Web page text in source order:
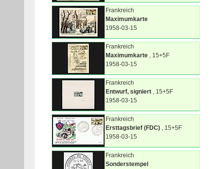
Frankreich
Maximumkarte
1958-03-15
Frankreich
Maximumkarte , 15+5F
1958-03-15
Frankreich
Entwurf, signiert , 15+5F
1958-03-15
Frankreich
Ersttagsbrief (FDC) , 15+5F
1958-03-15
Frankreich
Sonderstempel